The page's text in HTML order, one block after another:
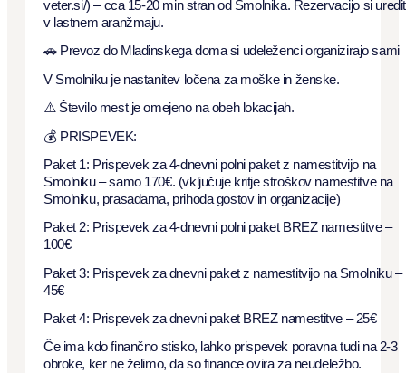
veter.si/) – cca 15-20 min stran od Smolnika. Rezervacijo si
v lastnem aranžmaju.
🚗 Prevoz do Mladinskega doma si udeleženci organizirajo sami
V Smolniku je nastanitev ločena za moške in ženske.
⚠️ Število mest je omejeno na obeh lokacijah.
💰 PRISPEVEK:
Paket 1: Prispevek za 4-dnevni polni paket z namestitvijo na
Smolniku – samo 170€. (vključuje kritje stroškov namestitve na
Smolniku, prasadama, prihoda gostov in organizacije)
Paket 2: Prispevek za 4-dnevni polni paket BREZ namestitve –
100€
Paket 3: Prispevek za dnevni paket z namestitvijo na Smolniku –
45€
Paket 4: Prispevek za dnevni paket BREZ namestitve – 25€
Če ima kdo finančno stisko, lahko prispevek poravna tudi na 2-3
obroke, ker ne želimo, da so finance ovira za neudeležbo.